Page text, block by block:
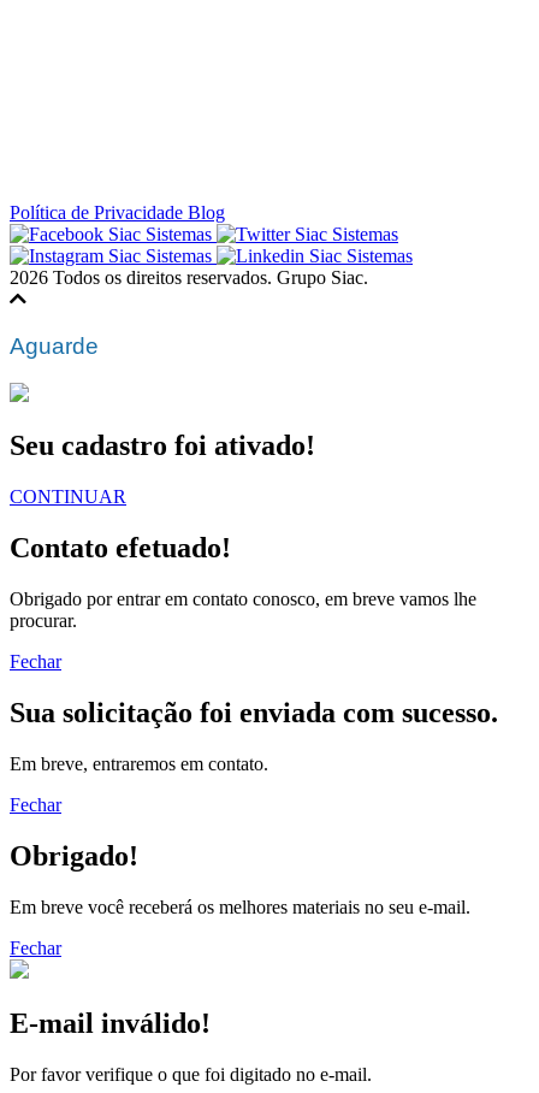
Política de Privacidade Blog
2026 Todos os direitos reservados. Grupo Siac.
Aguarde
Seu cadastro foi ativado!
CONTINUAR
Contato efetuado!
Obrigado por entrar em contato conosco, em breve vamos lhe
procurar.
Fechar
Sua solicitação foi enviada com sucesso.
Em breve, entraremos em contato.
Fechar
Obrigado!
Em breve você receberá os melhores materiais no seu e-mail.
Fechar
E-mail inválido!
Por favor verifique o que foi digitado no e-mail.